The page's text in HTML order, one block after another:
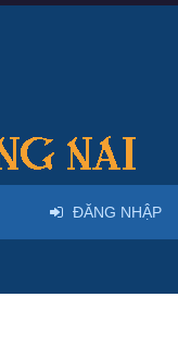
ĐĂNG NHẬP